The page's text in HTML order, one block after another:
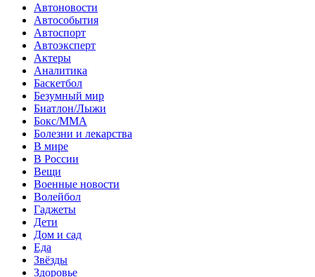
Автоновости
Автособытия
Автоспорт
Автоэксперт
Актеры
Аналитика
Баскетбол
Безумный мир
Биатлон/Лыжи
Бокс/MMA
Болезни и лекарства
В мире
В России
Вещи
Военные новости
Волейбол
Гаджеты
Дети
Дом и сад
Еда
Звёзды
Здоровье